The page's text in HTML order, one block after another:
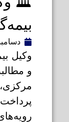
دسامبر 23,
وکیل
و